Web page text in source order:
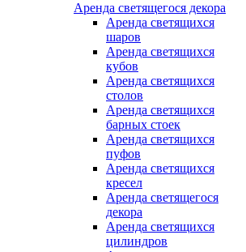
Аренда светящегося декора
Аренда светящихся
шаров
Аренда светящихся
кубов
Аренда светящихся
столов
Аренда светящихся
барных стоек
Аренда светящихся
пуфов
Аренда светящихся
кресел
Аренда светящегося
декора
Аренда светящихся
цилиндров